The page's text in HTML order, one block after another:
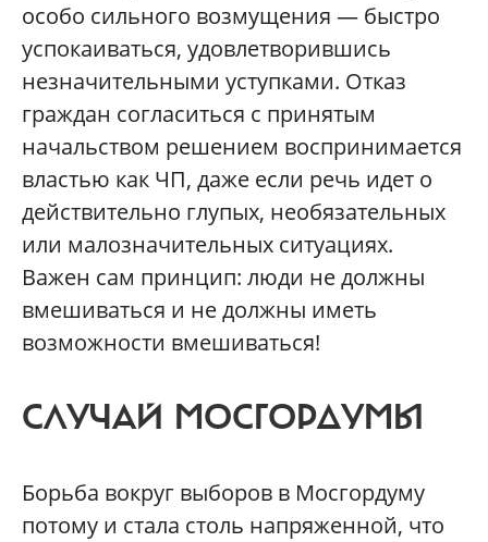
особо сильного возмущения — быстро
успокаиваться, удовлетворившись
незначительными уступками. Отказ
граждан согласиться с принятым
начальством решением воспринимается
властью как ЧП, даже если речь идет о
действительно глупых, необязательных
или малозначительных ситуациях.
Важен сам принцип: люди не должны
вмешиваться и не должны иметь
возможности вмешиваться!
СЛУЧАЙ МОСГОРДУМЫ
Борьба вокруг выборов в Мосгордуму
потому и стала столь напряженной, что